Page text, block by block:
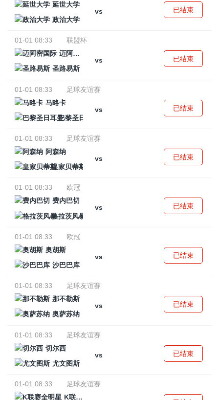
延世大学
vs
政治大学
已结束
01-01 08:33
联盟杯
迈阿密国际
vs
圣路易斯
已结束
01-01 08:33
足球友谊赛
马略卡
vs
巴黎圣日耳曼
已结束
01-01 08:33
足球友谊赛
阿森纳
vs
皇家贝蒂斯
已结束
01-01 08:33
欧冠
费内巴切
vs
格拉茨风暴
已结束
01-01 08:33
欧冠
奥胡斯
vs
沙巴巴库
已结束
01-01 08:33
足球友谊赛
那不勒斯
vs
奥萨苏纳
已结束
01-01 08:33
足球友谊赛
切尔西
vs
尤文图斯
已结束
01-01 08:33
足球友谊赛
K联赛全明星